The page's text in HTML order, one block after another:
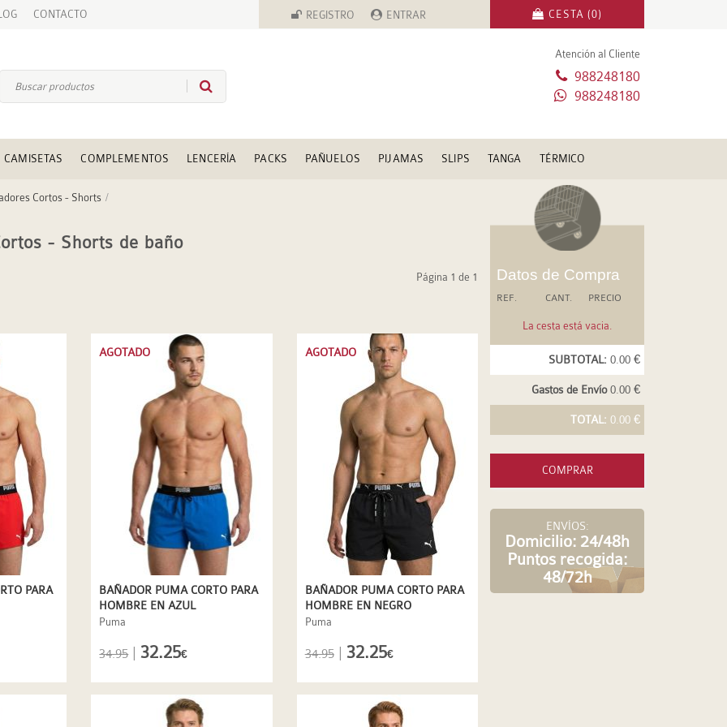
CONTACTO REGISTRO ENTRAR CESTA (0)
Atención al Cliente
988248180
988248180
CAMISETAS COMPLEMENTOS LENCERÍA PACKS PAÑUELOS PIJAMAS SLIPS TANGA TÉRMICO
Cortos - Shorts
- Shorts de baño
Página 1 de 1
PARA
BAÑADOR PUMA CORTO PARA
HOMBRE EN AZUL
Puma
AGOTADO
34.95| 32.25€
BAÑADOR PUMA CORTO PARA
HOMBRE EN NEGRO
Puma
AGOTADO
34.95| 32.25€
Datos de Compra
REF. CANT. PRECIO
La cesta está vacia.
SUBTOTAL: 0.00 €
Gastos de Envío0.00 €
TOTAL: 0.00 €
COMPRAR
ENVÍOS:
Domicilio: 24/48h
Puntos recogida:
48/72h